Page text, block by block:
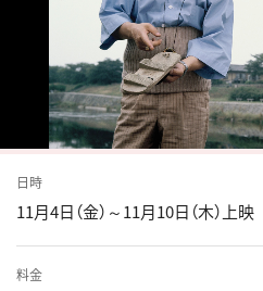
日時
11月4日（金）～11月10日（木）上映
料金